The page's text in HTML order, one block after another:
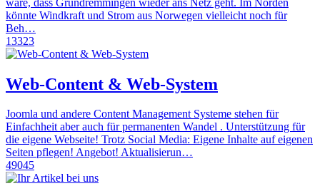
könnte Windkraft und Strom aus Norwegen vielleicht noch für
Beh…
13323
Web-Content & Web-System
Joomla und andere Content Management Systeme stehen für
Einfachheit aber auch für permanenten Wandel . Unterstützung für
die eigene Webseite! Trotz Social Media: Eigene Inhalte auf eigenen
Seiten pflegen! Angebot! Aktualisierun…
49045